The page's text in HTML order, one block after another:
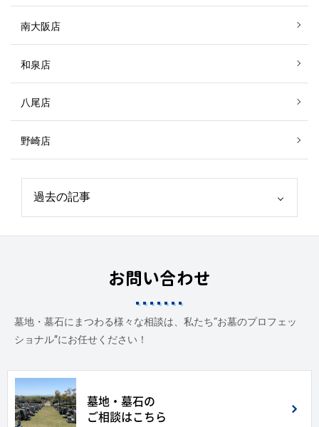
南大阪店
和泉店
八尾店
野崎店
お問い合わせ
墓地・墓石にまつわる様々な相談は、私たち“お墓のプロフェッ
ショナル”にお任せください！
墓地・墓石の
ご相談はこちら